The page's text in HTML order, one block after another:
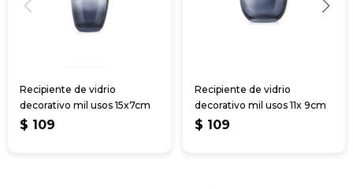
Recipiente de vidrio
decorativo mil usos 15x7cm
$ 109
Recipiente de vidrio
decorativo mil usos 11x 9cm
$ 109